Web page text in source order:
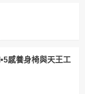
感養身椅與天王工